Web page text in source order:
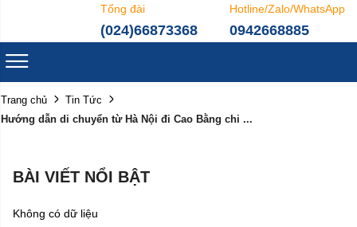
Tổng đài
(024)66873368
Hotline/Zalo/WhatsApp
0942668885
Trang chủ
Tin Tức
Hướng dẫn di chuyển từ Hà Nội đi Cao Bằng chi ...
BÀI VIẾT NỔI BẬT
Không có dữ liệu